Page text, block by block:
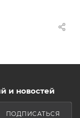
и новостей
ПОДПИСАТЬСЯ